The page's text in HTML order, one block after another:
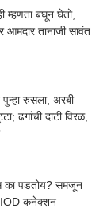
म्हणता बघून घेतो,
आमदार तानाजी सावंत
रुसला, अरबी
ढगांची दाटी विरळ,
का पडतोय? समजून
IOD कनेक्शन